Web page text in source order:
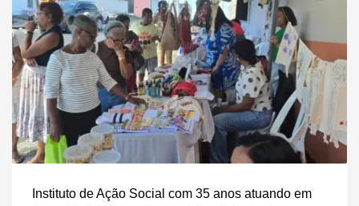
Instituto de Ação Social com 35 anos atuando em